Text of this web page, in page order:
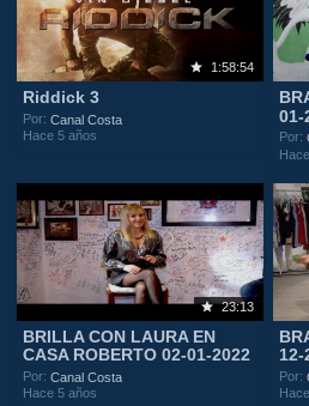
1:58:54
Riddick 3
Por:Canal Costa
Hace 5 años
01-
Por:
23:13
BRILLA CON LAURA EN
CASA ROBERTO 02-01-2022
Por:Canal Costa
Hace 5 años
12-
Por: